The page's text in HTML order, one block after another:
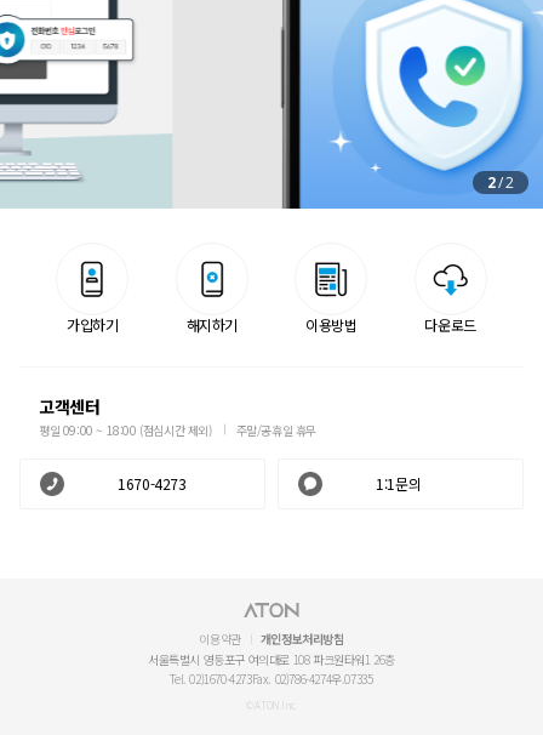
2/2
가입하기 해지하기 이용방법 다운로드
고객센터
평일 09:00 ~ 18:00 (점심시간 제외) 주말/공휴일 휴무
1670-4273 1:1문의
이용약관
개인정보처리방침
서울특별시 영등포구 여의대로 108 파크원타워1 26층
Tel. 02)1670-4273Fax. 02)786-4274우.07335
© ATON Inc.